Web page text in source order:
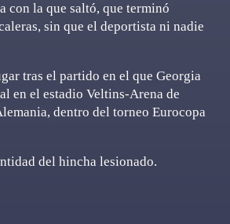
con la que saltó, que terminó
sin que el deportista ni nadie
tras el partido en el que Georgia
en el estadio Veltins-Arena de
dentro del torneo Eurocopa
del hincha lesionado.